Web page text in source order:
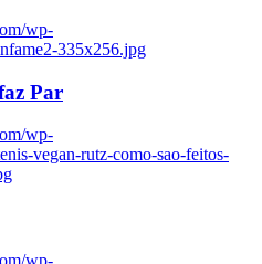
wp-
335x256.jpg
Par
wp-
vegan-rutz-como-sao-feitos-
wp-